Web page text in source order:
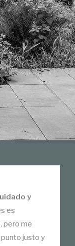
y
es
pero me
justo y